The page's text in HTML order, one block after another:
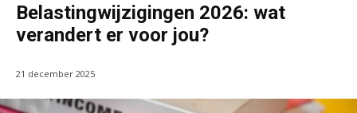
Belastingwijzigingen 2026: wat
verandert er voor jou?
21 december 2025